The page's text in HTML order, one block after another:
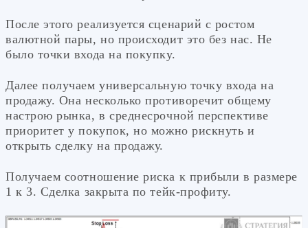
После этого реализуется сценарий с ростом
валютной пары, но происходит это без нас. Не
было точки входа на покупку.
Далее получаем универсальную точку входа на
продажу. Она несколько противоречит общему
настрою рынка, в среднесрочной перспективе
приоритет у покупок, но можно рискнуть и
открыть сделку на продажу.
Получаем соотношение риска к прибыли в размере
1 к 3. Сделка закрыта по тейк-профиту.